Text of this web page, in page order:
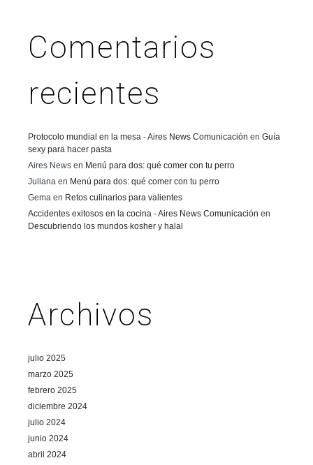
Comentarios
recientes
Protocolo mundial en la mesa - Aires News Comunicación en Guía
sexy para hacer pasta
Aires News en Menú para dos: qué comer con tu perro
Juliana en Menú para dos: qué comer con tu perro
Gema en Retos culinarios para valientes
Accidentes exitosos en la cocina - Aires News Comunicación en
Descubriendo los mundos kosher y halal
Archivos
julio 2025
marzo 2025
febrero 2025
diciembre 2024
julio 2024
junio 2024
abril 2024